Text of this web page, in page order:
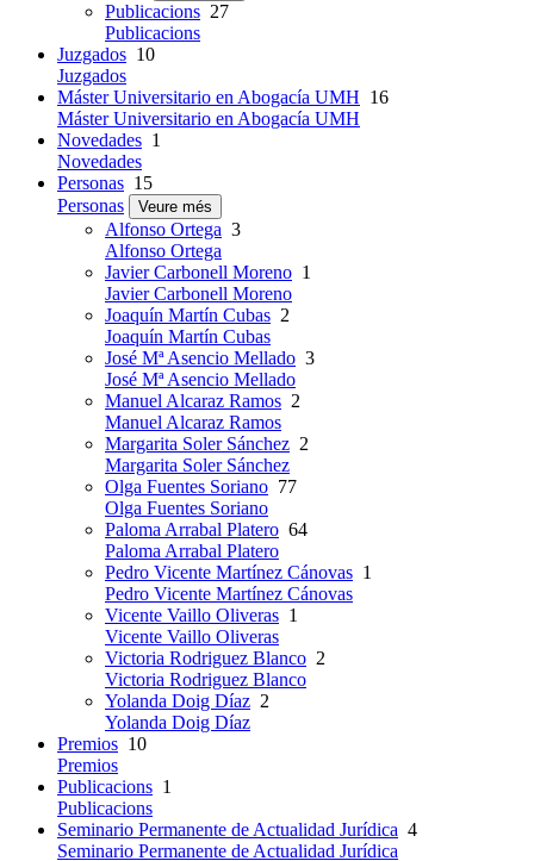
Publicacions 27
Publicacions
Juzgados 10
Juzgados
Máster Universitario en Abogacía UMH 16
Máster Universitario en Abogacía UMH
Novedades 1
Novedades
Personas 15
Personas
Veure més
Alfonso Ortega 3
Alfonso Ortega
Javier Carbonell Moreno 1
Javier Carbonell Moreno
Joaquín Martín Cubas 2
Joaquín Martín Cubas
José Mª Asencio Mellado 3
José Mª Asencio Mellado
Manuel Alcaraz Ramos 2
Manuel Alcaraz Ramos
Margarita Soler Sánchez 2
Margarita Soler Sánchez
Olga Fuentes Soriano 77
Olga Fuentes Soriano
Paloma Arrabal Platero 64
Paloma Arrabal Platero
Pedro Vicente Martínez Cánovas 1
Pedro Vicente Martínez Cánovas
Vicente Vaillo Oliveras 1
Vicente Vaillo Oliveras
Victoria Rodriguez Blanco 2
Victoria Rodriguez Blanco
Yolanda Doig Díaz 2
Yolanda Doig Díaz
Premios 10
Premios
Publicacions 1
Publicacions
Seminario Permanente de Actualidad Jurídica 4
Seminario Permanente de Actualidad Jurídica